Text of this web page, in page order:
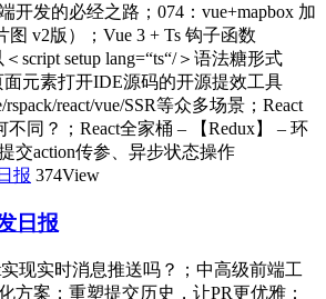
开发的必经之路；074：vue+mapbox 加
图 v2版）；Vue 3 + Ts 钩子函数
script setup lang=“ts“/＞语法糖形式
面元素打开IDE源码的开源提效工具
react/vue/SSR等众多场景；React
同？；React全家桶 – 【Redux】 – 环
交action传参、异步状态操作
报 374View
日报
现实时消息推送吗？；中高级前端工
方案；重塑提交历史，让PR更优雅：